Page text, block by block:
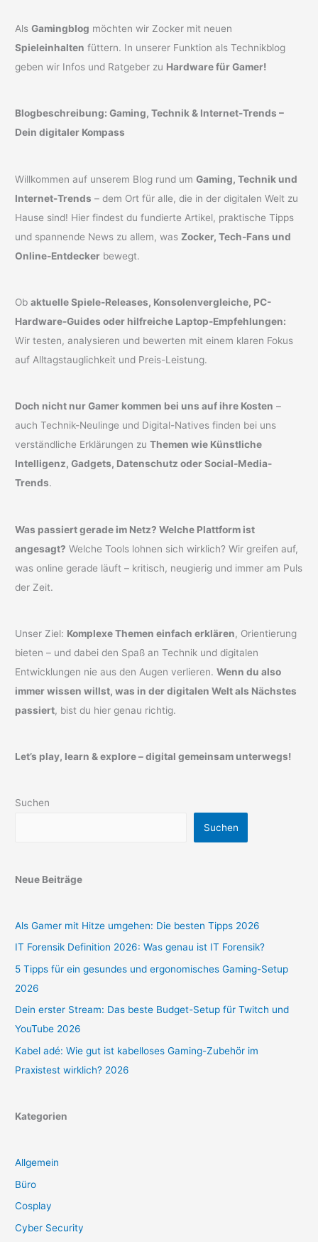
AlsGamingblog möchten wir Zocker mit neuen
Spieleinhalten füttern. In unserer Funktion als Technikblog
geben wir Infos und Ratgeber zu Hardware für Gamer!
Blogbeschreibung: Gaming, Technik & Internet-Trends –
Dein digitaler Kompass
Willkommen auf unserem Blog rund umGaming, Technik und
Internet-Trends – dem Ort für alle, die in der digitalen Welt zu
Hause sind! Hier findest du fundierte Artikel, praktische Tipps
und spannende News zu allem, wasZocker, Tech-Fans und
Online-Entdecker bewegt.
Obaktuelle Spiele-Releases, Konsolenvergleiche, PC-
Hardware-Guides oder hilfreiche Laptop-Empfehlungen:
Wir testen, analysieren und bewerten mit einem klaren Fokus
auf Alltagstauglichkeit und Preis-Leistung.
Doch nicht nur Gamer kommen bei uns auf ihre Kosten –
auch Technik-Neulinge und Digital-Natives finden bei uns
verständliche Erklärungen zuThemen wie Künstliche
Intelligenz, Gadgets, Datenschutz oder Social-Media-
Trends.
Was passiert gerade im Netz? Welche Plattform ist
angesagt? Welche Tools lohnen sich wirklich? Wir greifen auf,
was online gerade läuft – kritisch, neugierig und immer am Puls
der Zeit.
Unser Ziel: Komplexe Themen einfach erklären, Orientierung
bieten – und dabei den Spaß an Technik und digitalen
Entwicklungen nie aus den Augen verlieren.Wenn du also
immer wissen willst, was in der digitalen Welt als Nächstes
passiert, bist du hier genau richtig.
Let’s play, learn & explore – digital gemeinsam unterwegs!
Suchen
Suchen
Neue Beiträge
Als Gamer mit Hitze umgehen: Die besten Tipps 2026
IT Forensik Definition 2026: Was genau ist IT Forensik?
5 Tipps für ein gesundes und ergonomisches Gaming-Setup
2026
Dein erster Stream: Das beste Budget-Setup für Twitch und
YouTube 2026
Kabel adé: Wie gut ist kabelloses Gaming-Zubehör im
Praxistest wirklich? 2026
Kategorien
Allgemein
Büro
Cosplay
Cyber Security